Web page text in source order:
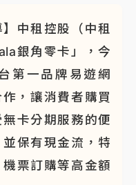
中租控股（中租
銀角零卡」，今
第一品牌易遊網
，讓消費者購買
卡分期服務的便
保有現金流，特
票訂購等高金額